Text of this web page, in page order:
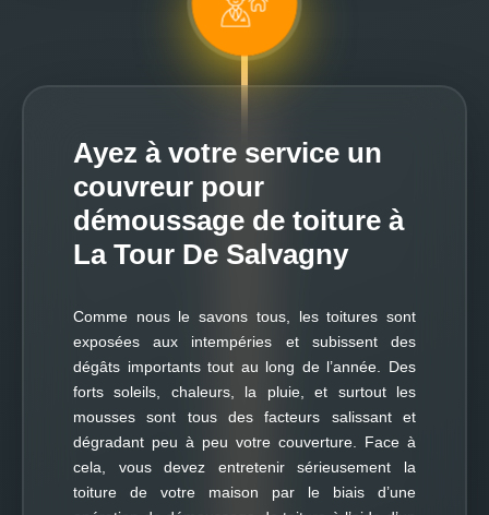
Ayez à votre service un
couvreur pour
démoussage de toiture à
La Tour De Salvagny
Comme nous le savons tous, les toitures sont
exposées aux intempéries et subissent des
dégâts importants tout au long de l’année. Des
forts soleils, chaleurs, la pluie, et surtout les
mousses sont tous des facteurs salissant et
dégradant peu à peu votre couverture. Face à
cela, vous devez entretenir sérieusement la
toiture de votre maison par le biais d’une